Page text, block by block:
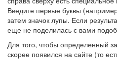
Введите первые буквы
затем значок лупы. Если
еще не поделилась с вами
Для того, чтобы определенный
скорее появился на сайте (то